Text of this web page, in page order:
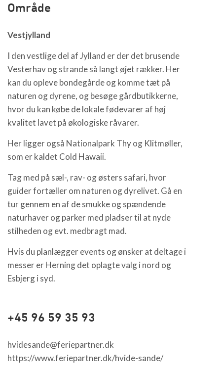
Område
Vestjylland
I den vestlige del af Jylland er der det brusende
Vesterhav og strande så langt øjet rækker. Her
kan du opleve bondegårde og komme tæt på
naturen og dyrene, og besøge gårdbutikkerne,
hvor du kan købe de lokale fødevarer af høj
kvalitet lavet på økologiske råvarer.
Her ligger også Nationalpark Thy og Klitmøller,
som er kaldet Cold Hawaii.
Tag med på sæl-, rav- og østers safari, hvor
guider fortæller om naturen og dyrelivet. Gå en
tur gennem en af de smukke og spændende
naturhaver og parker med pladser til at nyde
stilheden og evt. medbragt mad.
Hvis du planlægger events og ønsker at deltage i
messer er Herning det oplagte valg i nord og
Esbjerg i syd.
+45 96 59 35 93
hvidesande@feriepartner.dk
https://www.feriepartner.dk/hvide-sande/